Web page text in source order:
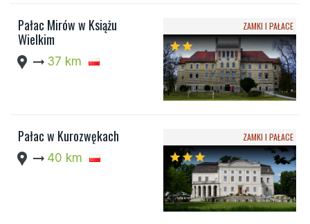
Pałac Mirów w Książu
Wielkim
location_pin arrow_right_alt 37 km
ZAMKI I PAŁACE
starstar
Pałac w Kurozwękach
location_pin arrow_right_alt 40 km
ZAMKI I PAŁACE
starstarstar